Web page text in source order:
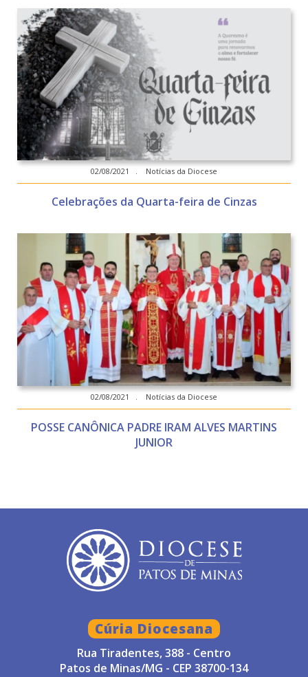
02/08/2021 . Notícias da Diocese
Celebrações da Quarta-feira de Cinzas
02/08/2021 . Notícias da Diocese
POSSE CANÔNICA PADRE IRAM ALVES MARTINS
JUNIOR
Cúria Diocesana
Rua Tiradentes, 388 - Centro
Patos de Minas/MG - CEP 38700-134